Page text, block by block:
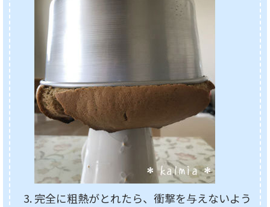
完全に粗熱がとれたら、衝撃を与えないよう